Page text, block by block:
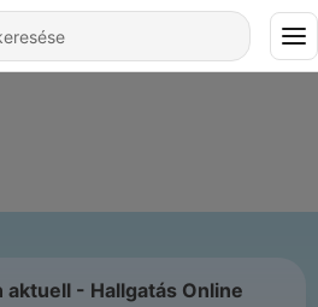
aktuell - Hallgatás Online